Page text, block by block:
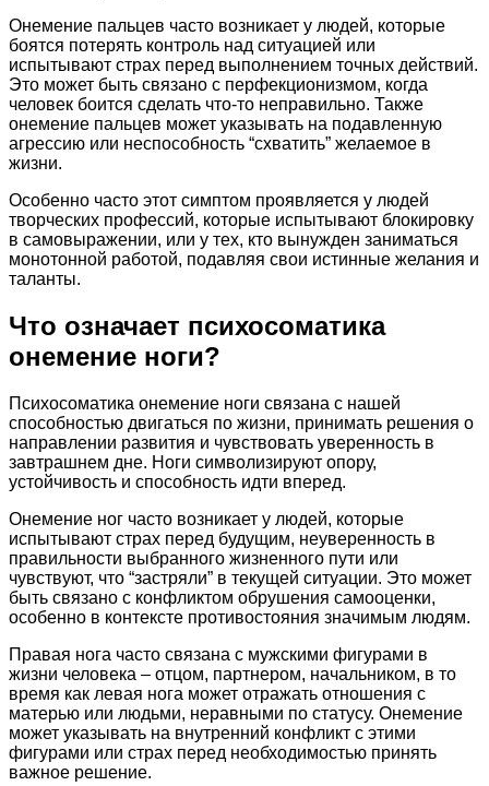
Онемение пальцев часто возникает у людей, которые
боятся потерять контроль над ситуацией или
испытывают страх перед выполнением точных действий.
Это может быть связано с перфекционизмом, когда
человек боится сделать что-то неправильно. Также
онемение пальцев может указывать на подавленную
агрессию или неспособность “схватить” желаемое в
жизни.
Особенно часто этот симптом проявляется у людей
творческих профессий, которые испытывают блокировку
в самовыражении, или у тех, кто вынужден заниматься
монотонной работой, подавляя свои истинные желания и
таланты.
Что означает психосоматика
онемение ноги?
Психосоматика онемение ноги связана с нашей
способностью двигаться по жизни, принимать решения о
направлении развития и чувствовать уверенность в
завтрашнем дне. Ноги символизируют опору,
устойчивость и способность идти вперед.
Онемение ног часто возникает у людей, которые
испытывают страх перед будущим, неуверенность в
правильности выбранного жизненного пути или
чувствуют, что “застряли” в текущей ситуации. Это может
быть связано с конфликтом обрушения самооценки,
особенно в контексте противостояния значимым людям.
Правая нога часто связана с мужскими фигурами в
жизни человека – отцом, партнером, начальником, в то
время как левая нога может отражать отношения с
матерью или людьми, неравными по статусу. Онемение
может указывать на внутренний конфликт с этими
фигурами или страх перед необходимостью принять
важное решение.